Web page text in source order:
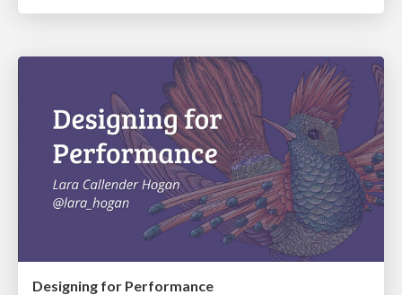
Designing for Performance